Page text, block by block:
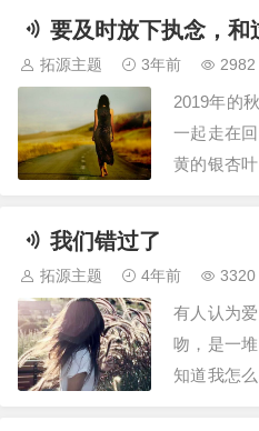
要及时放下执念，和
拓源主题 3年前 2982
2019年的
一起走在
黄的银杏
到家之后
包行李，
来，把他
我们错过了
拓源主题 4年前 3320
有人认为
吻，是一
知道我怎